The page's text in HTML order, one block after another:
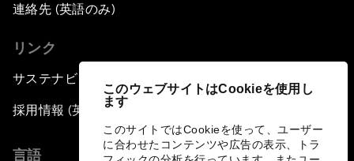
このウェブサイトはCookieを使用し
ます
このサイトではCookieを使って、ユーザー
に合わせたコンテンツや広告の表示、トラ
連絡先 (英語のみ)
リンク
サステナビリティへの取り組み
採用情報 (英語のみ)
言語